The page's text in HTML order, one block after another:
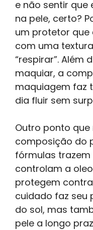
e não sentir
na pele, certo?
um protetor que
com uma
“respirar”. Além
maquiar, a
maquiagem faz
dia fluir sem
Outro ponto
composição do
fórmulas
controlam a
protegem contra
cuidado faz seu
do sol, mas
pele a longo